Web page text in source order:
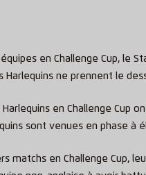
en Challenge Cup, le
ne prennent le
en Challenge Cup
sont venues en phase à
matchs en Challenge Cup,